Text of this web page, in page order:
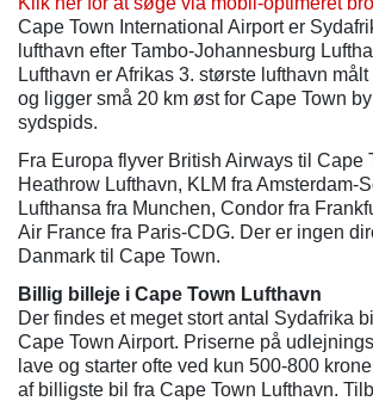
Cape Town International Airport er
lufthavn efter Tambo-Johannesburg
Lufthavn er Afrikas 3. største lufthavn
og ligger små 20 km øst for Cape Town
sydspids.
Fra Europa flyver British Airways til Cape
Heathrow Lufthavn, KLM fra Amsterdam-
Lufthansa fra Munchen, Condor fra
Air France fra Paris-CDG. Der er ingen
Danmark til Cape Town.
Billig billeje i Cape Town Lufthavn
Der findes et meget stort antal Sydafrika
Cape Town Airport. Priserne på
lave og starter ofte ved kun 500-800
af billigste bil fra Cape Town Lufthavn.